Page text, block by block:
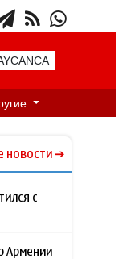
новости
с
Армении